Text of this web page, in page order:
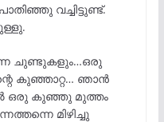
വച്ചിട്ടുണ്ട്.
ചുണ്ടുകളും…ഒരു
കുഞ്ഞാറ്റ… ഞാൻ
ഒരു കുഞ്ഞു മുത്തം
മിഴിച്ചു